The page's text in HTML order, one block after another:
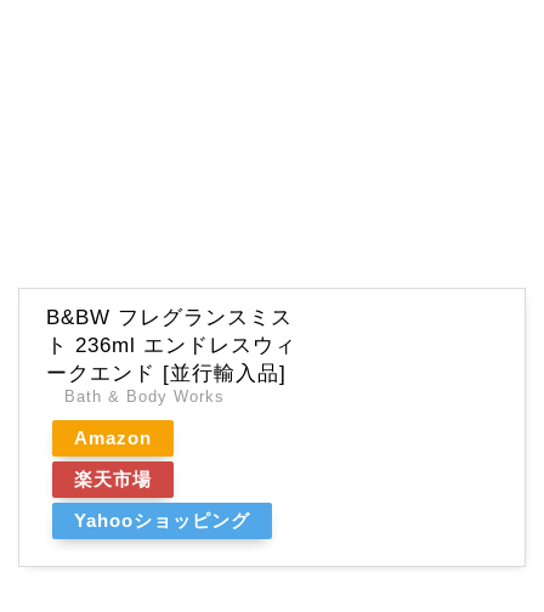
B&BW フレグランスミス
ト 236ml エンドレスウィ
ークエンド [並行輸入品]
Bath & Body Works
Amazon
楽天市場
Yahooショッピング